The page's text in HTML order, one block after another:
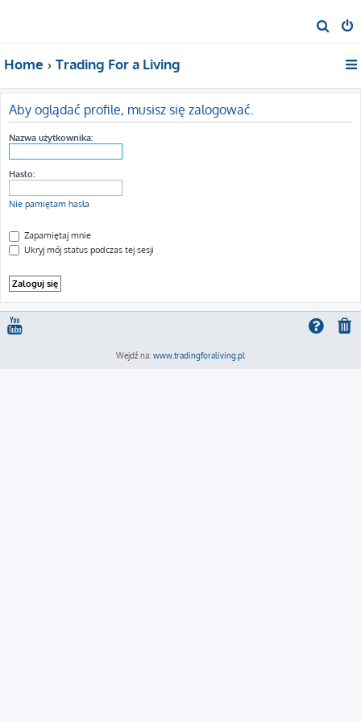
z
j
Home Trading For a Living
Aby oglądać profile, musisz się zalogować.
Nazwa użytkownika:
Hasło:
Nie pamiętam hasła
Zapamiętaj mnie
Ukryj mój status podczas tej sesji
Wejdź na: www.tradingforaliving.pl